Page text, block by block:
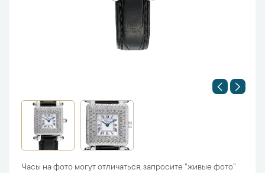
Часы на фото могут отличаться, запросите "живые фото"